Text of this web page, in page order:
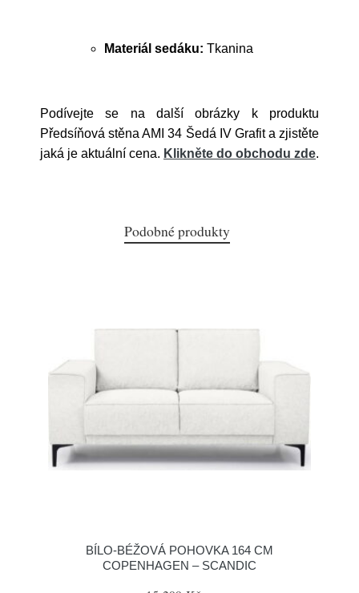
Materiál sedáku: Tkanina
Podívejte se na další obrázky k produktu
Předsíňová stěna AMI 34 Šedá IV Grafit a zjistěte
jaká je aktuální cena. Klikněte do obchodu zde.
Podobné produkty
BÍLO-BÉŽOVÁ POHOVKA 164 CM
COPENHAGEN – SCANDIC